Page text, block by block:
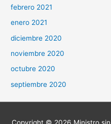
febrero 2021
enero 2021
diciembre 2020
noviembre 2020
octubre 2020
septiembre 2020
Copyright © 2026 Ministro